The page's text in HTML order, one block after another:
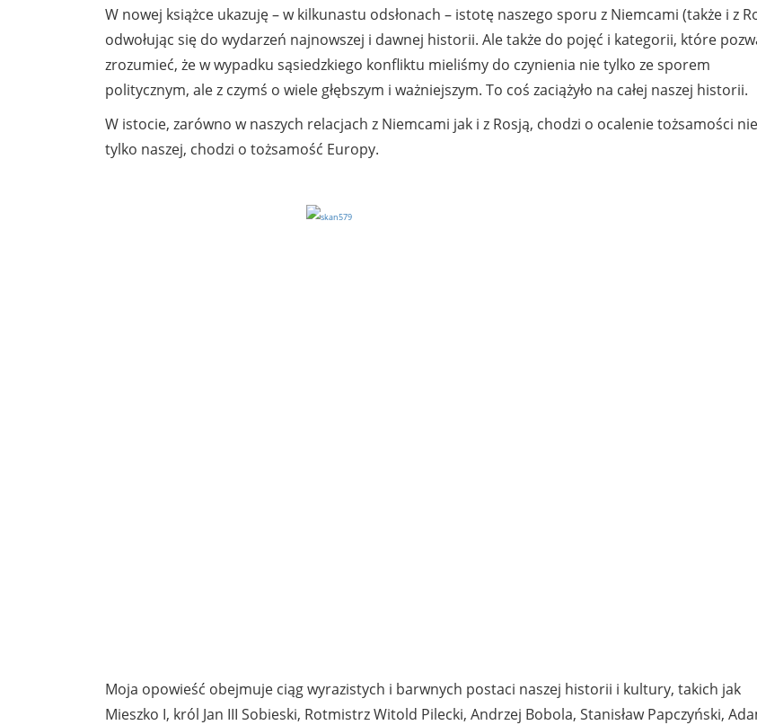
W nowej książce ukazuję – w kilkunastu odsłonach – istotę naszego sporu z Niemcami (także i z
odwołując się do wydarzeń najnowszej i dawnej historii. Ale także do pojęć i kategorii, które
zrozumieć, że w wypadku sąsiedzkiego konfliktu mieliśmy do czynienia nie tylko ze sporem
politycznym, ale z czymś o wiele głębszym i ważniejszym. To coś zaciążyło na całej naszej historii.
W istocie, zarówno w naszych relacjach z Niemcami jak i z Rosją, chodzi o ocalenie tożsamości nie
tylko naszej, chodzi o tożsamość Europy.
Moja opowieść obejmuje ciąg wyrazistych i barwnych postaci naszej historii i kultury, takich jak
Mieszko I, król Jan III Sobieski, Rotmistrz Witold Pilecki, Andrzej Bobola, Stanisław Papczyński,